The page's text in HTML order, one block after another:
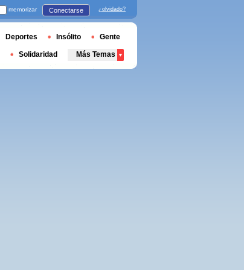
memorizar Conectarse ¿olvidado?
Deportes Insólito Gente
Solidaridad Más Temas